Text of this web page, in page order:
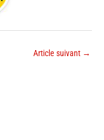
Article suivant →